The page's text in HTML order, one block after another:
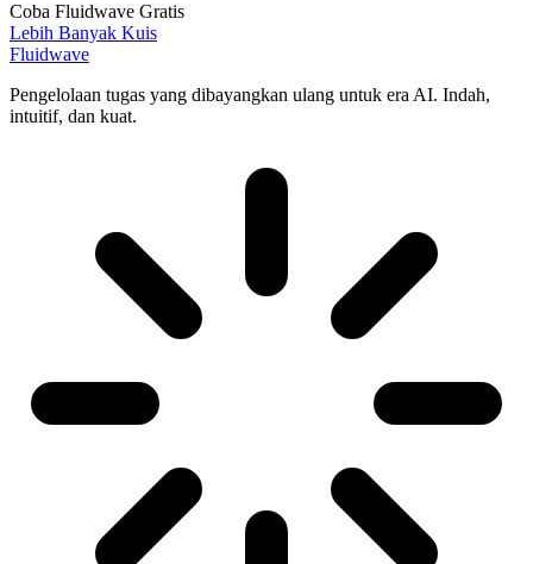
Coba Fluidwave Gratis
Lebih Banyak Kuis
Fluidwave
Pengelolaan tugas yang dibayangkan ulang untuk era AI. Indah,
intuitif, dan kuat.